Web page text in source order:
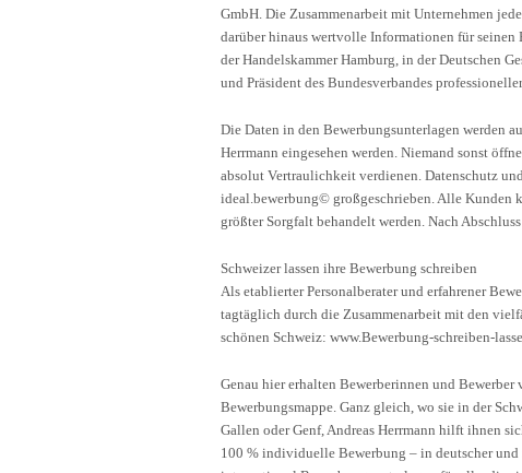
GmbH. Die Zusammenarbeit mit Unternehmen
darüber hinaus wertvolle Informationen für
der Handelskammer Hamburg, in der Deutschen
und Präsident des Bundesverbandes
Die Daten in den Bewerbungsunterlagen werden
Herrmann eingesehen werden. Niemand sonst
absolut Vertraulichkeit verdienen. Datenschutz
ideal.bewerbung© großgeschrieben. Alle Kunden
größter Sorgfalt behandelt werden. Nach
Schweizer lassen ihre Bewerbung schreiben
Als etablierter Personalberater und erfahrener
tagtäglich durch die Zusammenarbeit mit den
schönen Schweiz: www.Bewerbung-schreiben-
Genau hier erhalten Bewerberinnen und
Bewerbungsmappe. Ganz gleich, wo sie in der
Gallen oder Genf, Andreas Herrmann hilft ihnen
100 % individuelle Bewerbung – in deutscher